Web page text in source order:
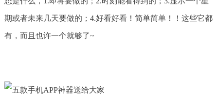
期或者未来几天要做的；4.好看好看！简单简单！！这些它都
有，而且也许一个就够了~